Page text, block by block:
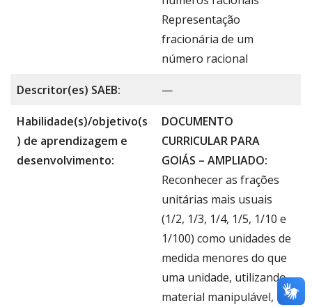
Representação
fracionária de um
número racional
Descritor(es) SAEB: —
Habilidade(s)/objetivo(s
) de aprendizagem e
desenvolvimento:
DOCUMENTO
CURRICULAR PARA
GOIÁS – AMPLIADO:
Reconhecer as frações
unitárias mais usuais
(1/2, 1/3, 1/4, 1/5, 1/10 e
1/100) como unidades de
medida menores do que
uma unidade, utilizando
material manipulável,